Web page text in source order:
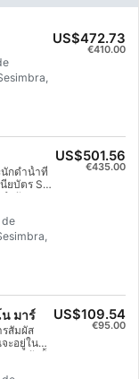
US$472.73
€410.00
กดำน้ำที่
ยบัตร SSI
ำกับ
นตัวจะ
คุณมี
ยอย่าง
ลกใหม่
บสภาพ
ะสบการณ์
บูรณ์
อุปกรณ์
ะไรไม่
ข้อ
เตอร์การ
ำน่านน้ำ
18
de
US$501.56
€435.00
มาร์
สัมผัส
อยู่ในน้ำ
คุณ ดังนั้น
น่าจดจำ
US$109.54
€95.00